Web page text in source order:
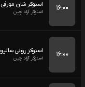
۱۶:۰۰ اسنوکر شان
اسنوکر آزاد چین
۱۶:۰۰ اسنوکر رونی
اسنوکر آزاد چین